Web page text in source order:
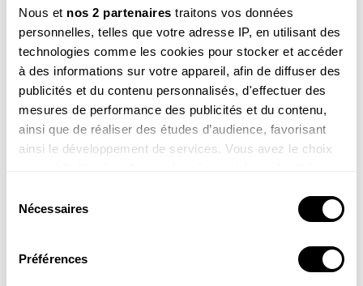
Nous et nos 2 partenaires traitons vos données
personnelles, telles que votre adresse IP, en utilisant des
technologies comme les cookies pour stocker et accéder
à des informations sur votre appareil, afin de diffuser des
publicités et du contenu personnalisés, d'effectuer des
mesures de performance des publicités et du contenu,
ainsi que de réaliser des études d’audience, favorisant
ainsi le développement de services. Vous avez le choix
tout moment en consultant la Déclaration relative aux
cookies ou en cliquant sur l'icône de confidentialité.
Si vous le permettez, nous aimerions également :
Nécessaires
Préférences
Votre escapade nature hebdomadaire : reportages,
interviews, Minute Nature, …
M’INSCRIRE
abonnés